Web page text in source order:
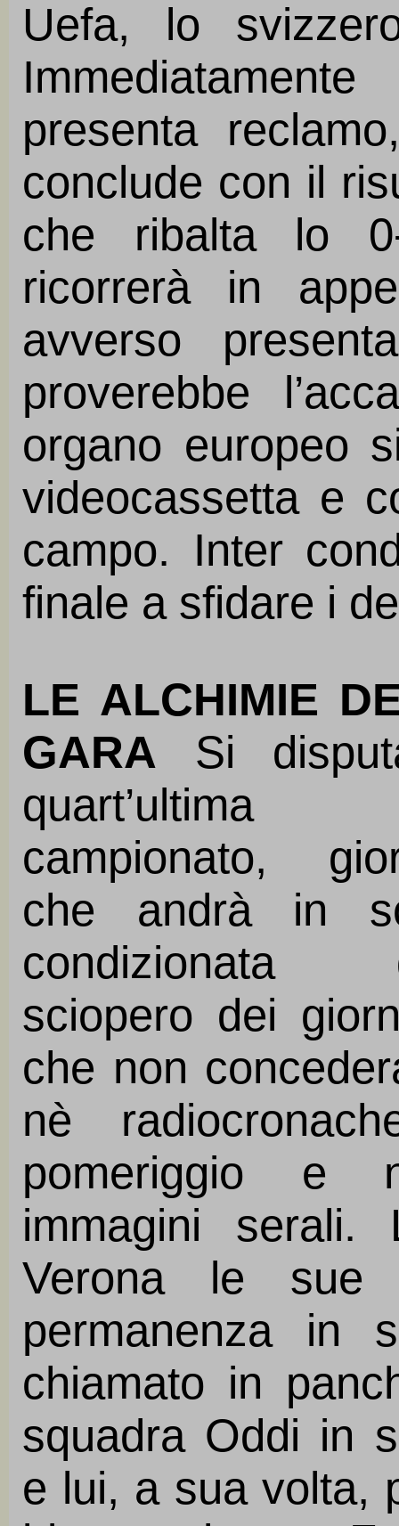
Uefa, lo
presenta
conclude con il
che ribalta lo
ricorrerà in
avverso
proverebbe
organo europeo
videocassetta e
campo. Inter
finale a sfidare i
LE ALCHIMIE
GARA Si
campionato,
che andrà in
condizionata
sciopero dei
che non
nè
pomeriggio e
immagini
Verona le sue
permanenza in
chiamato in
squadra Oddi in
e lui, a sua volta,